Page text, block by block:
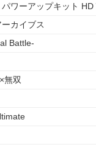
ワーアップキット HD
カイブス
Battle-
無双